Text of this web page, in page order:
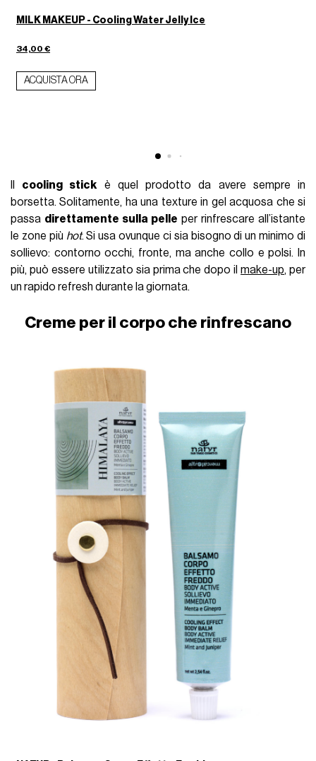
MILK MAKEUP - Cooling Water Jelly Ice
34,00 €
ACQUISTA ORA
cooling stick è quel prodotto da avere sempre in
borsetta. Solitamente, ha una texture in gel acquosa che si
passa direttamente sulla pelle per rinfrescare all’istante
le zone più hot. Si usa ovunque ci sia bisogno di un minimo di
sollievo: contorno occhi, fronte, ma anche collo e polsi. In
più, può essere utilizzato sia prima che dopo ilmake-up, per
un rapido refresh durante la giornata.
Creme per il corpo che rinfrescano